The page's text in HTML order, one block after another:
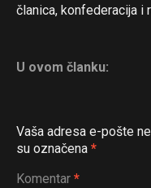
članica, konfederacija i
U ovom članku:
Vaša adresa e-pošte
su označena *
Komentar *